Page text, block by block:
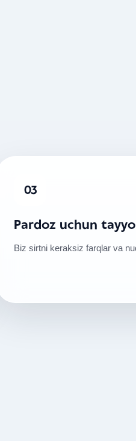
03
Pardoz uchun
Biz sirtni keraksiz farqlar va